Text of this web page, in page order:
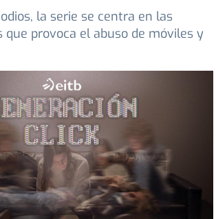
la serie se centra en las
que provoca el abuso de móviles y